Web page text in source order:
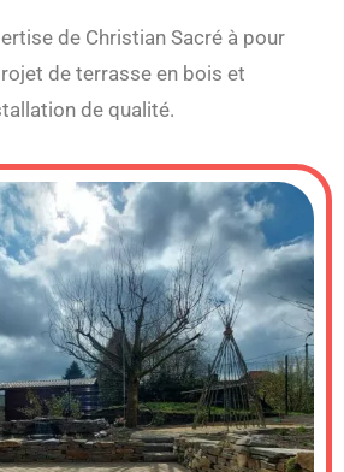
de Christian Sacré à pour
de terrasse en bois et
de qualité.